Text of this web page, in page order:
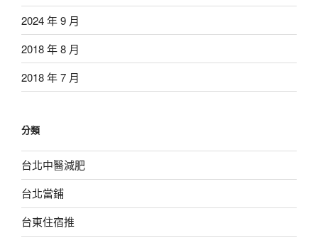
2024 年 9 月
2018 年 8 月
2018 年 7 月
分類
台北中醫減肥
台北當鋪
台東住宿推